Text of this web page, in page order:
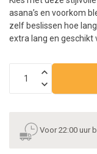
asana’s en voorkom
zelf beslissen hoe
extra lang en geschikt
Voor 22:00 uur